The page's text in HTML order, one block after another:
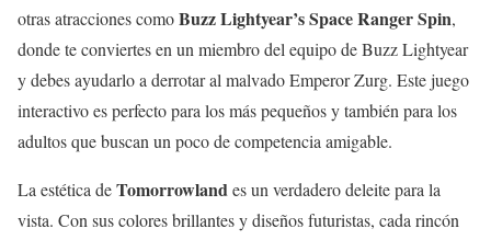
otras atracciones comoBuzz Lightyear’s Space Ranger Spin,
donde te conviertes en un miembro del equipo de Buzz Lightyear
y debes ayudarlo a derrotar al malvado Emperor Zurg. Este juego
interactivo es perfecto para los más pequeños y también para los
adultos que buscan un poco de competencia amigable.
La estética deTomorrowlandes un verdadero deleite para la
vista. Con sus colores brillantes y diseños futuristas, cada rincón